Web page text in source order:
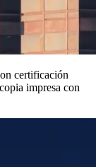
certificación
impresa con